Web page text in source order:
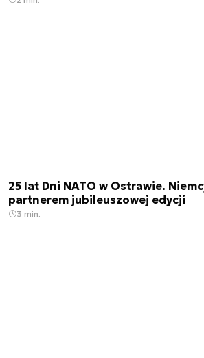
25 lat Dni NATO w Ostrawie.
partnerem jubileuszowej edycji
3 min.